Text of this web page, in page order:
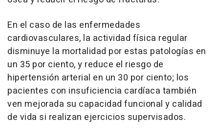
En el caso de las enfermedades
cardiovasculares, la actividad física regular
disminuye la mortalidad por estas patologías en
un 35 por ciento, y reduce el riesgo de
hipertensión arterial en un 30 por ciento; los
pacientes con insuficiencia cardíaca también
ven mejorada su capacidad funcional y calidad
de vida si realizan ejercicios supervisados.